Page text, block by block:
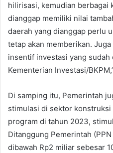
hilirisasi, kemudian berbagai
dianggap memiliki nilai
daerah yang dianggap perlu
tetap akan memberikan.
insentif investasi yang sudah
Kementerian Investasi/
Di samping itu, Pemerintah
stimulasi di sektor
program di tahun 2023,
Ditanggung Pemerintah
dibawah Rp2 miliar sebesar